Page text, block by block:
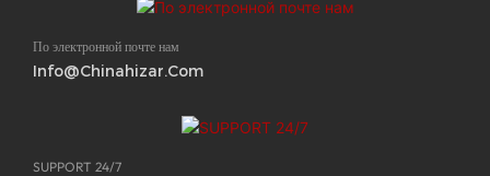
По электронной почте нам
Info@chinahizar.com
SUPPORT 24/7